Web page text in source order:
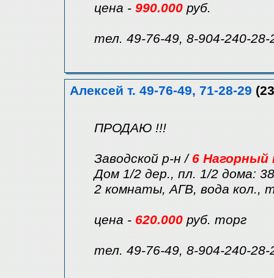
цена - 990.000 руб.
тел. 49-76-49, 8-904-240-28-
Алексей т. 49-76-49, 71-28-29
ПРОДАЮ !!!
Заводской р-н / 6 Нагорный
Дом 1/2 дер., пл. 1/2 дома:
2 комнаты, АГВ, вода кол.,
цена - 620.000 руб. торг
тел. 49-76-49, 8-904-240-28-